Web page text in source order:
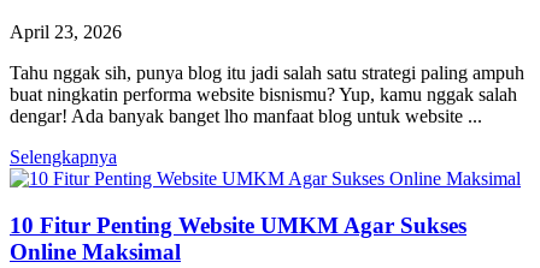
April 23, 2026
Tahu nggak sih, punya blog itu jadi salah satu strategi paling ampuh
buat ningkatin performa website bisnismu? Yup, kamu nggak salah
dengar! Ada banyak banget lho manfaat blog untuk website ...
Selengkapnya
10 Fitur Penting Website UMKM Agar Sukses
Online Maksimal